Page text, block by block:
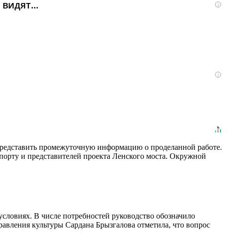
i
i
промежуточную информацию о проделанной работе.
и представителей проекта Ленского моста. Окружной
В числе потребностей руководство обозначило
культуры Сардана Брызгалова отметила, что вопрос